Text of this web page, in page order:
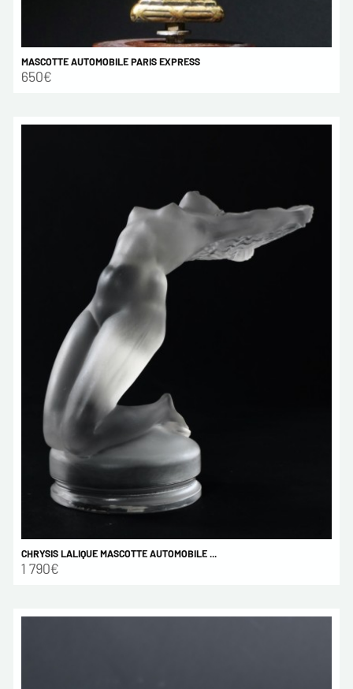
MASCOTTE AUTOMOBILE PARIS EXPRESS
650€
CHRYSIS LALIQUE MASCOTTE AUTOMOBILE ...
1 790€